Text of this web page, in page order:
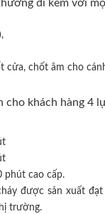
đi kèm với
cửa, chốt âm cho
cho khách hàng 4
phút cao cấp.
được sản xuất
trường.